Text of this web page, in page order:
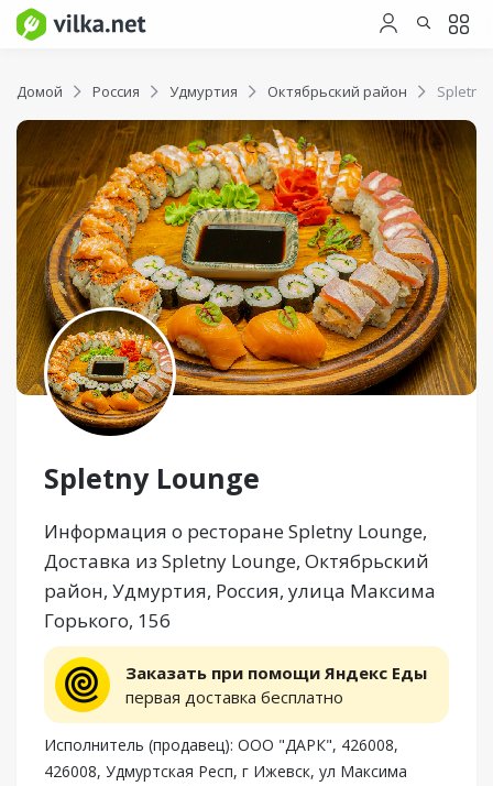
Домой Россия Удмуртия Октябрьский район Spletny
Spletny Lounge
Информация о ресторане Spletny Lounge,
Доставка из Spletny Lounge, Октябрьский
район, Удмуртия, Россия, улица Максима
Горького, 156
Заказать при помощи Яндекс Еды
первая доставка бесплатно
Исполнитель (продавец): ООО "ДАРК", 426008,
426008, Удмуртская Респ, г Ижевск, ул Максима